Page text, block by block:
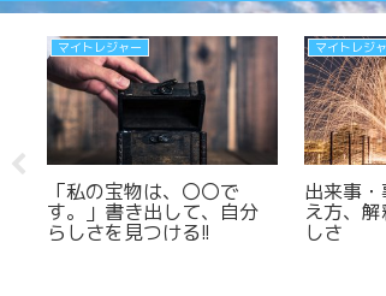
の捉
分ら
マイトレジャー
「私は、〇〇です。」か
ら自分らしさの強みが見
つかる!!